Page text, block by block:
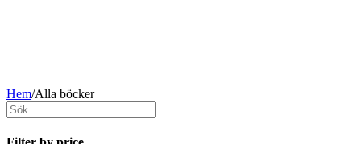
Hem/Alla böcker